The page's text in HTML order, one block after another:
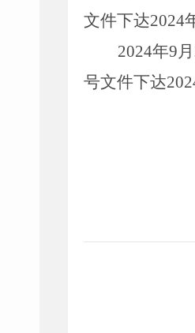
文件下达2024
2024年9月
号文件下达